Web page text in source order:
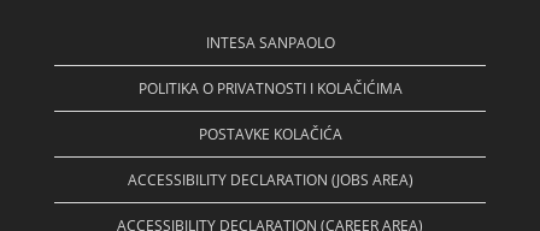
INTESA SANPAOLO
POLITIKA O PRIVATNOSTI I KOLAČIĆIMA
POSTAVKE KOLAČIĆA
ACCESSIBILITY DECLARATION (JOBS AREA)
ACCESSIBILITY DECLARATION (CAREER AREA)